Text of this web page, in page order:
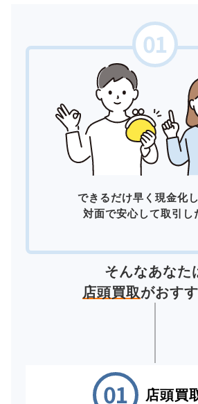
できるだけ早く現金化し
対面で安心して取引し
そんなあなた
店頭買取がおすす
店頭買